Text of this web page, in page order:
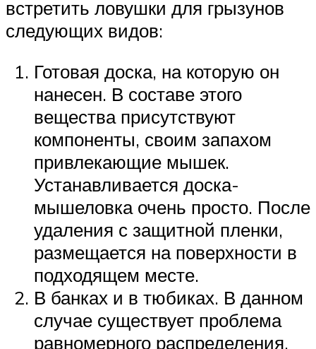
встретить ловушки для грызунов
следующих видов:
Готовая доска, на которую он
нанесен. В составе этого
вещества присутствуют
компоненты, своим запахом
привлекающие мышек.
Устанавливается доска-
мышеловка очень просто. После
удаления с защитной пленки,
размещается на поверхности в
подходящем месте.
В банках и в тюбиках. В данном
случае существует проблема
равномерного распределения.